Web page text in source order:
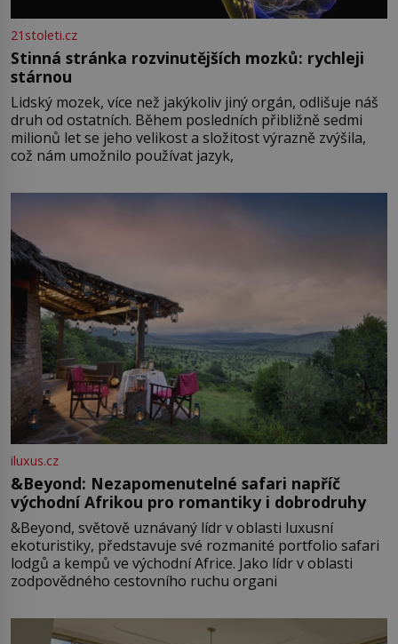
21stoleti.cz
Stinná stránka rozvinutějších mozků: rychleji
stárnou
Lidský mozek, více než jakýkoliv jiný orgán, odlišuje náš
druh od ostatních. Během posledních přibližně sedmi
milionů let se jeho velikost a složitost výrazně zvýšila,
což nám umožnilo používat jazyk,
iluxus.cz
&Beyond: Nezapomenutelné safari napříč
východní Afrikou pro romantiky i dobrodruhy
&Beyond, světově uznávaný lídr v oblasti luxusní
ekoturistiky, představuje své rozmanité portfolio safari
lodgů a kempů ve východní Africe. Jako lídr v oblasti
zodpovědného cestovního ruchu organi